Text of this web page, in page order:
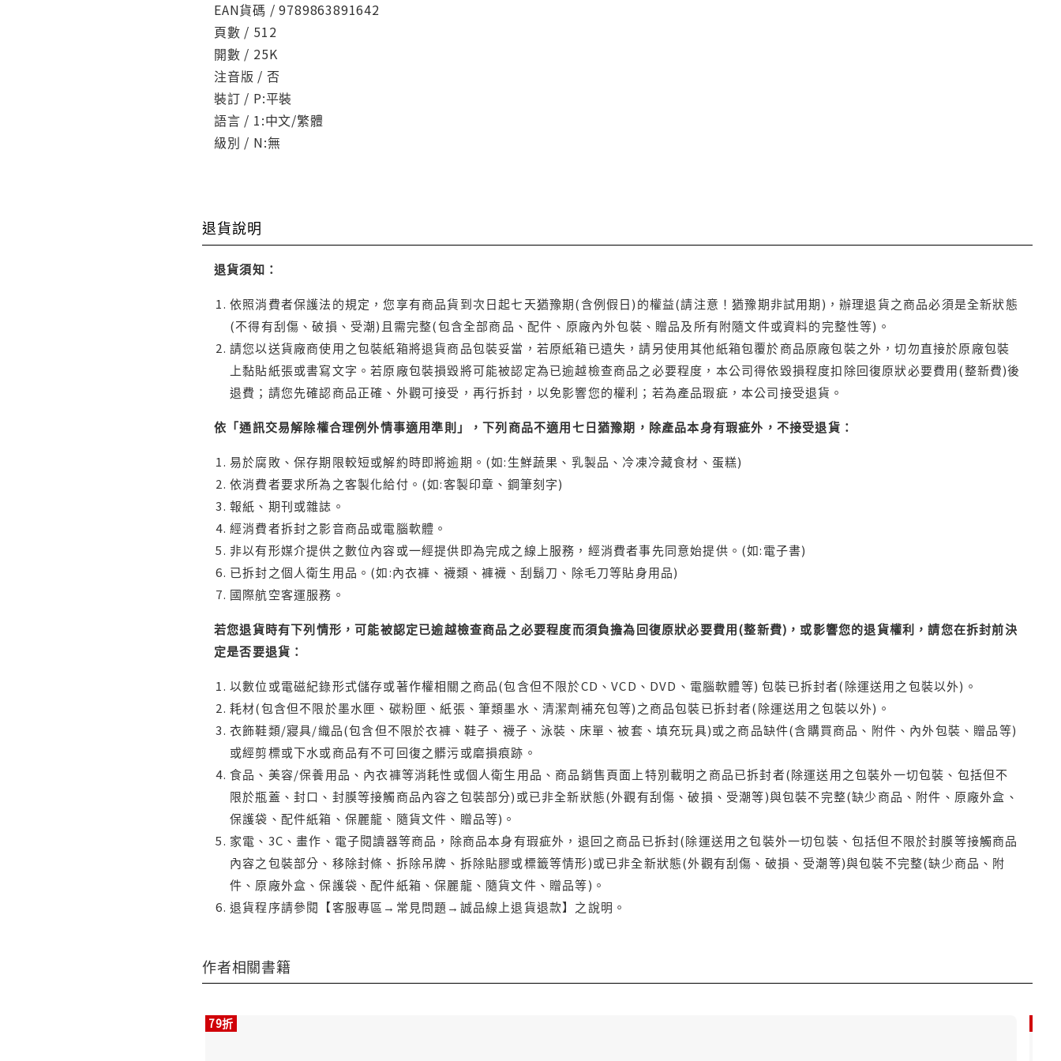
EAN貨碼 / 9789863891642
頁數 / 512
開數 / 25K
注音版 / 否
裝訂 / P:平裝
語言 / 1:中文/繁體
級別 / N:無
退貨說明
退貨須知：
依照消費者保護法的規定，您享有商品貨到次日起七天猶豫期(含例假日)的權益(請注意！猶豫期非試用期)，辦理退貨之商品必須是全新狀態
(不得有刮傷、破損、受潮)且需完整(包含全部商品、配件、原廠內外包裝、贈品及所有附隨文件或資料的完整性等)。
請您以送貨廠商使用之包裝紙箱將退貨商品包裝妥當，若原紙箱已遺失，請另使用其他紙箱包覆於商品原廠包裝之外，切勿直接於原廠包裝
上黏貼紙張或書寫文字。若原廠包裝損毀將可能被認定為已逾越檢查商品之必要程度，本公司得依毀損程度扣除回復原狀必要費用(整新費)後
退費；請您先確認商品正確、外觀可接受，再行拆封，以免影響您的權利；若為產品瑕疵，本公司接受退貨。
依「通訊交易解除權合理例外情事適用準則」，下列商品不適用七日猶豫期，除產品本身有瑕疵外，不接受退貨：
易於腐敗、保存期限較短或解約時即將逾期。(如:生鮮蔬果、乳製品、冷凍冷藏食材、蛋糕)
依消費者要求所為之客製化給付。(如:客製印章、鋼筆刻字)
報紙、期刊或雜誌。
經消費者拆封之影音商品或電腦軟體。
非以有形媒介提供之數位內容或一經提供即為完成之線上服務，經消費者事先同意始提供。(如:電子書)
已拆封之個人衛生用品。(如:內衣褲、襪類、褲襪、刮鬍刀、除毛刀等貼身用品)
國際航空客運服務。
若您退貨時有下列情形，可能被認定已逾越檢查商品之必要程度而須負擔為回復原狀必要費用(整新費)，或影響您的退貨權利，請您在拆封前決
定是否要退貨：
以數位或電磁紀錄形式儲存或著作權相關之商品(包含但不限於CD、VCD、DVD、電腦軟體等) 包裝已拆封者(除運送用之包裝以外)。
耗材(包含但不限於墨水匣、碳粉匣、紙張、筆類墨水、清潔劑補充包等)之商品包裝已拆封者(除運送用之包裝以外)。
衣飾鞋類/寢具/織品(包含但不限於衣褲、鞋子、襪子、泳裝、床單、被套、填充玩具)或之商品缺件(含購買商品、附件、內外包裝、贈品等)
或經剪標或下水或商品有不可回復之髒污或磨損痕跡。
食品、美容/保養用品、內衣褲等消耗性或個人衛生用品、商品銷售頁面上特別載明之商品已拆封者(除運送用之包裝外一切包裝、包括但不
限於瓶蓋、封口、封膜等接觸商品內容之包裝部分)或已非全新狀態(外觀有刮傷、破損、受潮等)與包裝不完整(缺少商品、附件、原廠外盒、
保護袋、配件紙箱、保麗龍、隨貨文件、贈品等)。
家電、3C、畫作、電子閱讀器等商品，除商品本身有瑕疵外，退回之商品已拆封(除運送用之包裝外一切包裝、包括但不限於封膜等接觸商品
內容之包裝部分、移除封條、拆除吊牌、拆除貼膠或標籤等情形)或已非全新狀態(外觀有刮傷、破損、受潮等)與包裝不完整(缺少商品、附
件、原廠外盒、保護袋、配件紙箱、保麗龍、隨貨文件、贈品等)。
退貨程序請參閱【客服專區→常見問題→誠品線上退貨退款】之說明。
作者相關書籍
79折